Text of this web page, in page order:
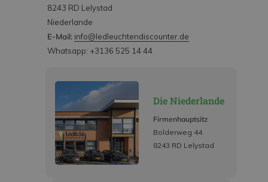
8243 RD Lelystad
Niederlande
E-Mail: info@ledleuchtendiscounter.de
Whatsapp: +3136 525 14 44
Die Niederlande
Firmenhauptsitz
Bolderweg 44
8243 RD Lelystad